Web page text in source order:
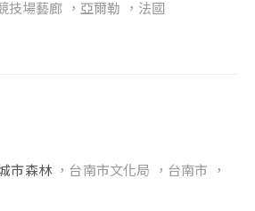
技場藝廊 ，亞爾勒 ，法國
市森林 ，台南市文化局 ，台南市 ，